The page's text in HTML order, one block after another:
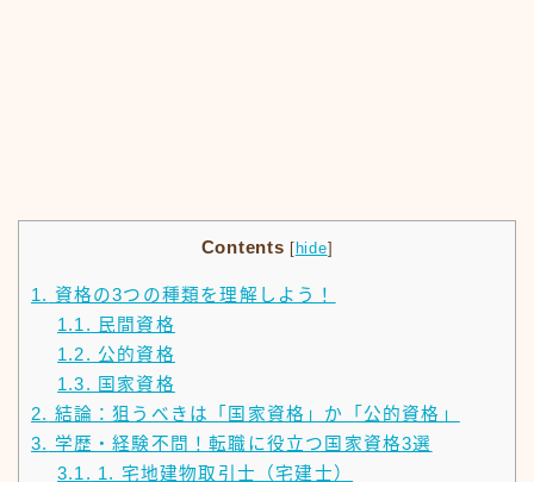
Contents [ hide]
1. 資格の3つの種類を理解しよう！
1.1.
民間資格
1.2. 公的資格
1.3.
国家資格
2. 結論：狙うべきは「国家資格」か「公的資格」
3. 学歴・経験不問！転職に役立つ国家資格3選
3.1. 1. 宅地建物取引士（宅建士）